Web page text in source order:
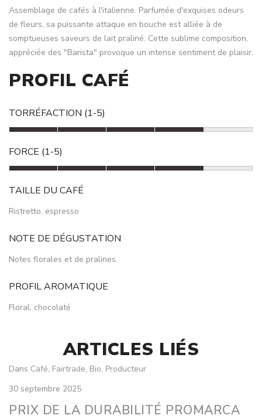
Assemblage de cafés à l'italienne. Parfumée d'exquises odeurs
de fleurs, sa puissante attaque en bouche est alliée à de
somptueuses saveurs de lait praliné. Cette sublime composition,
appréciée des "Barista" provoque un intense sentiment de plaisir.
PROFIL CAFÉ
TORRÉFACTION (1-5)
FORCE (1-5)
TAILLE DU CAFÉ
Ristretto, espresso
NOTE DE DÉGUSTATION
Notes florales et de pralines.
PROFIL AROMATIQUE
Floral, chocolaté
ARTICLES LIÉS
Dans Café, Fairtrade, Bio, Producteur
30 septembre 2025
PRIX DE LA DURABILITÉ PROMARCA